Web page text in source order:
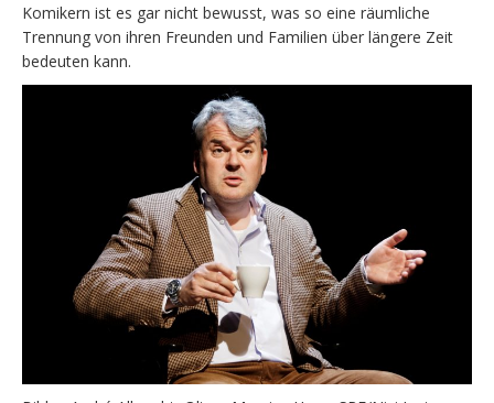
Komikern ist es gar nicht bewusst, was so eine räumliche
Trennung von ihren Freunden und Familien über längere Zeit
bedeuten kann.